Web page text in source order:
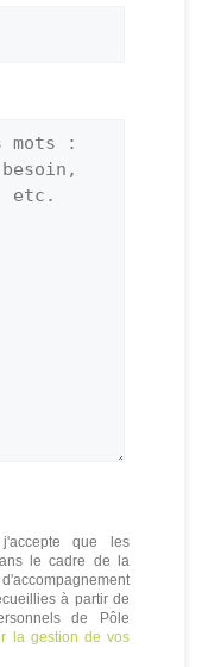
que les
le cadre de la
à partir de
de Pôle
la gestion de vos